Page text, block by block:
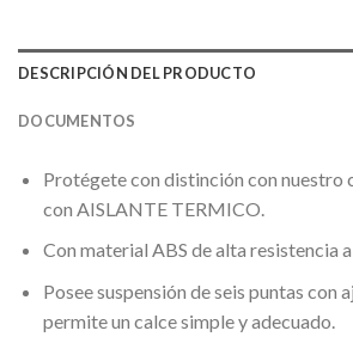
DESCRIPCIÓN DEL PRODUCTO
DOCUMENTOS
Protégete con distinción con nuestro
con AISLANTE TERMICO.
Con material ABS de alta resistencia
Posee suspensión de seis puntas con
permite un calce simple y adecuado.